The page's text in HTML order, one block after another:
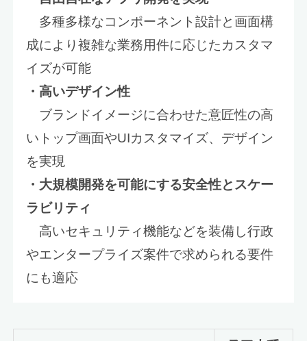
多種多様なコンポーネント設計と画面構
成により複雑な業務用件に応じたカスタマ
イズが可能
・高いデザイン性
ブランドイメージに合わせた意匠性の高
いトップ画面やUIカスタマイズ、デザイン
を実現
・大規模開発を可能にする安全性とスケー
ラビリティ
高いセキュリティ機能などを装備し行政
やエンタープライズ案件で求められる要件
にも適応